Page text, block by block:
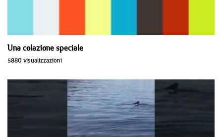
Una colazione speciale
5880 visualizzazioni